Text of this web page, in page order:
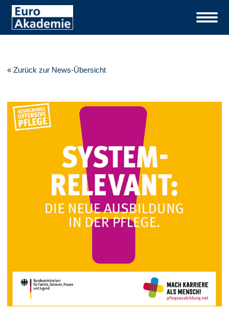
« Zurück zur News-Übersicht